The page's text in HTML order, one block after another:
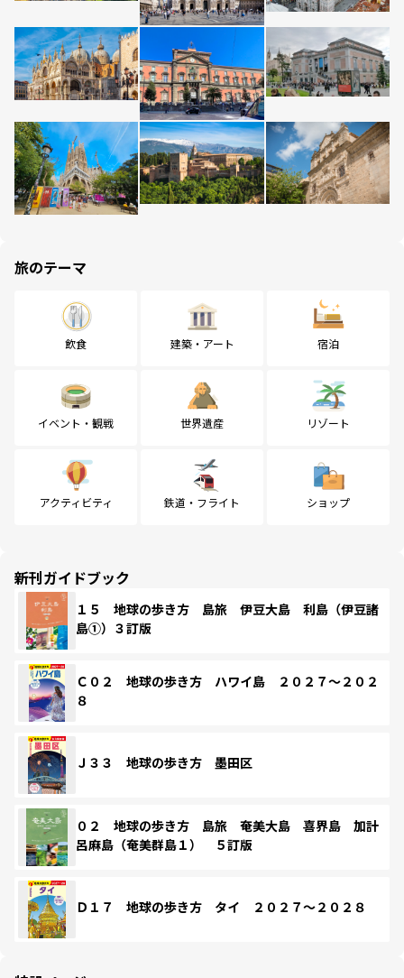
旅のテーマ
飲食 建築・アート 宿泊
イベント・観戦 世界遺産 リゾート
アクティビティ 鉄道・フライト ショップ
新刊ガイドブック
１５ 地球の歩き方 島旅 伊豆大島 利島（伊豆諸
島①）３訂版
Ｃ０２ 地球の歩き方 ハワイ島 ２０２７～２０２
８
Ｊ３３ 地球の歩き方 墨田区
０２ 地球の歩き方 島旅 奄美大島 喜界島 加計
呂麻島（奄美群島１） ５訂版
Ｄ１７ 地球の歩き方 タイ ２０２７～２０２８